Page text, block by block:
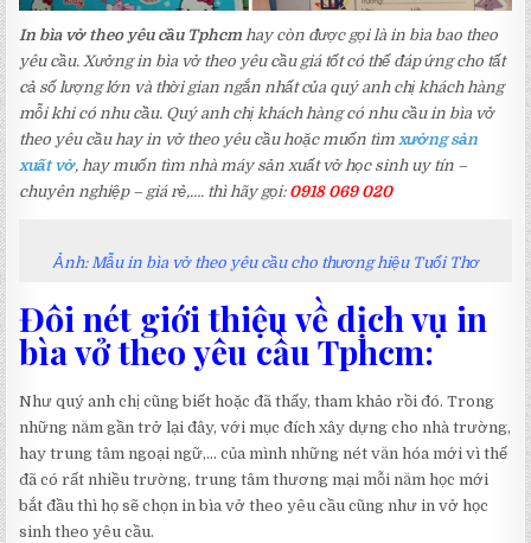
In bìa vở theo yêu cầu Tphcm hay còn được gọi là in bìa bao theo
yêu cầu. Xưởng in bìa vở theo yêu cầu giá tốt có thể đáp ứng cho tất
cả số lượng lớn và thời gian ngắn nhất của quý anh chị khách hàng
mỗi khi có nhu cầu. Quý anh chị khách hàng có nhu cầu in bìa vở
theo yêu cầu hay in vở theo yêu cầu hoặc muốn tìmxưởng sản
xuất vở, hay muốn tìm nhà máy sản xuất vở học sinh uy tín –
chuyên nghiệp – giá rẻ,…. thì hãy gọi: 0918 069 020
Ảnh: Mẫu in bìa vở theo yêu cầu cho thương hiệu Tuổi Thơ
Đôi nét giới thiệu về dịch vụ in
bìa vở theo yêu cầu Tphcm:
Như quý anh chị cũng biết hoặc đã thấy, tham khảo rồi đó. Trong
những năm gần trở lại đây, với mục đích xây dựng cho nhà trường,
hay trung tâm ngoại ngữ,… của mình những nét văn hóa mới vì thế
đã có rất nhiều trường, trung tâm thương mại mỗi năm học mới
bắt đầu thì họ sẽ chọn in bìa vở theo yêu cầu cũng như in vở học
sinh theo yêu cầu.